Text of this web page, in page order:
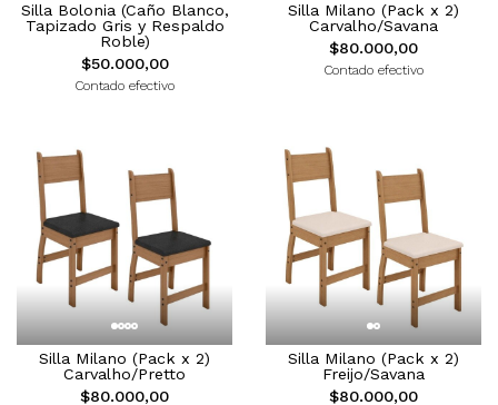
Silla Bolonia (Caño Blanco,
Tapizado Gris y Respaldo
Roble)
$50.000,00
Contado efectivo
Silla Milano (Pack x 2)
Carvalho/Savana
$80.000,00
Contado efectivo
Silla Milano (Pack x 2)
Carvalho/Pretto
$80.000,00
Silla Milano (Pack x 2)
Freijo/Savana
$80.000,00